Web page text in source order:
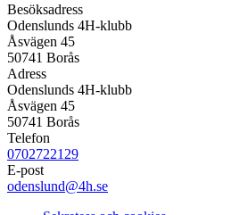
Besöksadress
Odenslunds 4H-klubb
Åsvägen 45
50741 Borås
Adress
Odenslunds 4H-klubb
Åsvägen 45
50741 Borås
Telefon
0702722129
E-post
odenslund@4h.se